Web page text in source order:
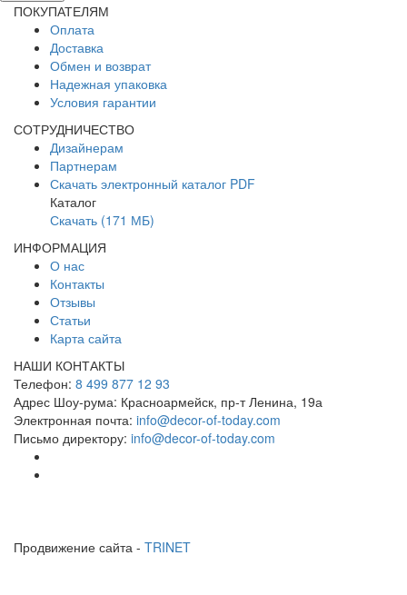
ПОКУПАТЕЛЯМ
Оплата
Доставка
Обмен и возврат
Надежная упаковка
Условия гарантии
СОТРУДНИЧЕСТВО
Дизайнерам
Партнерам
Скачать электронный каталог PDF
Каталог
Скачать (171 МБ)
ИНФОРМАЦИЯ
О нас
Контакты
Отзывы
Статьи
Карта сайта
НАШИ КОНТАКТЫ
Телефон: 8 499 877 12 93
Адрес Шоу-рума: Красноармейск, пр-т Ленина, 19а
Электронная почта: info@decor-of-today.com
Письмо директору: info@decor-of-today.com
Продвижение сайта - TRINET